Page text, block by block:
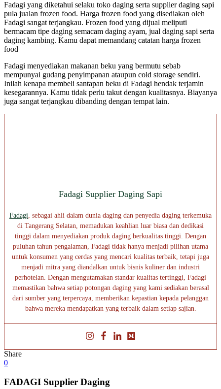
Fadagi yang diketahui selaku toko daging serta supplier daging sapi
pula jualan frozen food. Harga frozen food yang disediakan oleh
Fadagi sangat terjangkau. Frozen food yang dijual meliputi
bermacam tipe daging semacam daging ayam, jual daging sapi serta
daging kambing. Kamu dapat memandang catatan harga frozen
food
Fadagi menyediakan makanan beku yang bermutu sebab
mempunyai gudang penyimpanan ataupun cold storage sendiri.
Inilah kenapa membeli santapan beku di Fadagi hendak terjamin
kesegarannya. Kamu tidak perlu takut dengan kualitasnya. Biayanya
juga sangat terjangkau dibanding dengan tempat lain.
Fadagi Supplier Daging Sapi
Fadagi, sebagai ahli dalam dunia daging dan penyedia daging terkemuka
di Tangerang Selatan, memadukan keahlian luar biasa dan dedikasi
tinggi dalam menyediakan produk daging berkualitas tinggi. Dengan
puluhan tahun pengalaman, Fadagi tidak hanya menjadi pilihan utama
untuk konsumen yang cerdas yang mencari kualitas terbaik, tetapi juga
menjadi mitra yang diandalkan untuk bisnis kuliner dan industri
perhotelan. Dengan mengutamakan standar kualitas tertinggi, Fadagi
memastikan bahwa setiap potongan daging yang kami sediakan berasal
dari sumber yang terpercaya, memberikan kepastian kepada pelanggan
bahwa mereka mendapatkan yang terbaik dalam setiap sajian.
Share
0
FADAGI Supplier Daging